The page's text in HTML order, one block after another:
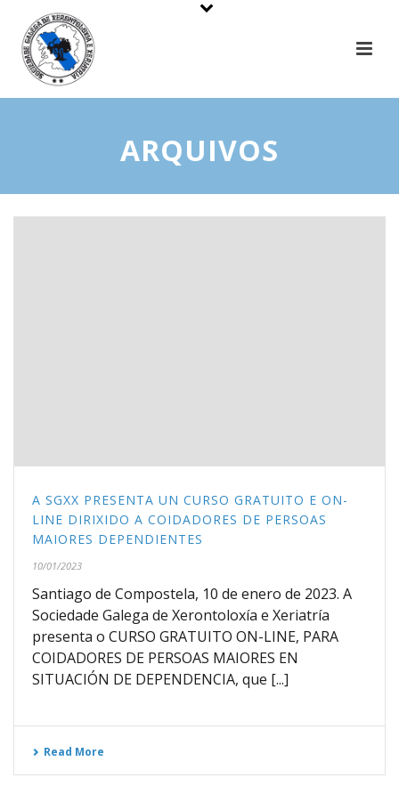
ARQUIVOS
A SGXX PRESENTA UN CURSO GRATUITO E ON-
LINE DIRIXIDO A COIDADORES DE PERSOAS
MAIORES DEPENDIENTES
10/01/2023
Santiago de Compostela, 10 de enero de 2023. A
Sociedade Galega de Xerontoloxía e Xeriatría
presenta o CURSO GRATUITO ON-LINE, PARA
COIDADORES DE PERSOAS MAIORES EN
SITUACIÓN DE DEPENDENCIA, que [...]
Read More